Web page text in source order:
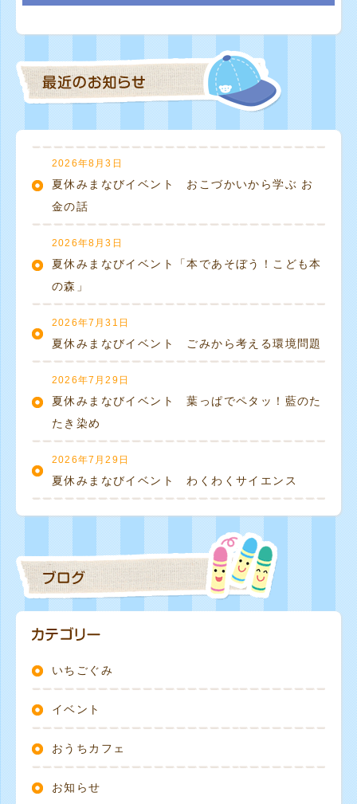
2026年8月3日
夏休みまなびイベント おこづかいから学ぶ お
金の話
2026年8月3日
夏休みまなびイベント「本であそぼう！こども本
の森」
2026年7月31日
夏休みまなびイベント ごみから考える環境問題
2026年7月29日
夏休みまなびイベント 葉っぱでペタッ！藍のた
たき染め
2026年7月29日
夏休みまなびイベント わくわくサイエンス
いちごぐみ
イベント
おうちカフェ
お知らせ